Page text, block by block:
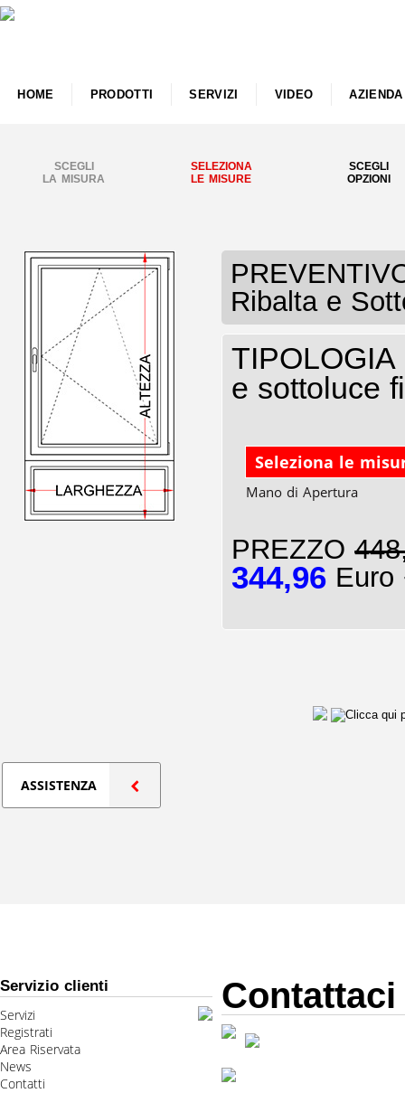
HOME PRODOTTI SERVIZI VIDEO AZIENDA
SCEGLI
LA MISURA
SELEZIONA
LE MISURE
SCEGLI
OPZIONI
Ribalta e
e sottoluce
Seleziona le
Mano di Apertura
PREZZO
344,96 Euro
ASSISTENZA
Servizio clienti
Servizi
Registrati
Area Riservata
News
Contatti
Contattaci